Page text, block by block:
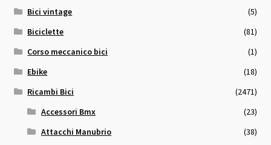
Bici vintage
(5)
Biciclette
(81)
Corso meccanico bici
(1)
Ebike
(18)
Ricambi Bici
(2471)
Accessori Bmx
(23)
Attacchi Manubrio
(38)